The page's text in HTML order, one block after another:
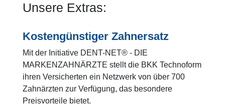
Unsere Extras:
Kostengünstiger Zahnersatz
Mit der Initiative DENT-NET® - DIE
MARKENZAHNÄRZTE stellt die BKK Technoform
ihren Versicherten ein Netzwerk von über 700
Zahnärzten zur Verfügung, das besondere
Preisvorteile bietet.